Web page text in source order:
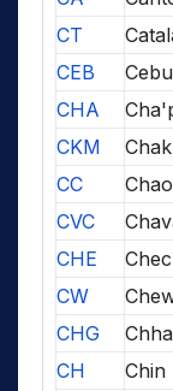
CT
CEB
CHA
CKM
CC
CVC
CHE
CW
CHG
CH
Chin